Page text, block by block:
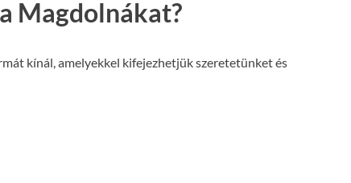
Magdolnákat?
kínál, amelyekkel kifejezhetjük szeretetünket és